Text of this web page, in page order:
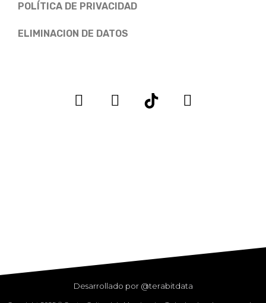
POLÍTICA DE PRIVACIDAD
ELIMINACION DE DATOS
Desarrollado por @terabitdata